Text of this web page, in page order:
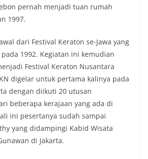
pernah menjadi tuan rumah
1997.
dari Festival Keraton se-Jawa yang
1992. Kegiatan ini kemudian
Festival Keraton Nusantara
digelar untuk pertama kalinya pada
dengan diikuti 20 utusan
beberapa kerajaan yang ada di
ini pesertanya sudah sampai
yang didampingi Kabid Wisata
di Jakarta.